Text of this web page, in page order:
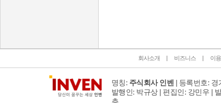
회사소개 비즈니스 이
명칭: 주식회사 인벤 | 등록번호: 경
발행인: 박규상 | 편집인: 강민우 |